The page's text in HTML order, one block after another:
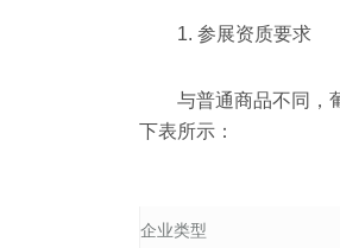
1. 参展资质要求
与普通商品不同，
下表所示：
企业类型